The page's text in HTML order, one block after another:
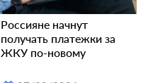
Россияне начнут
получать платежки за
ЖКУ по-новому